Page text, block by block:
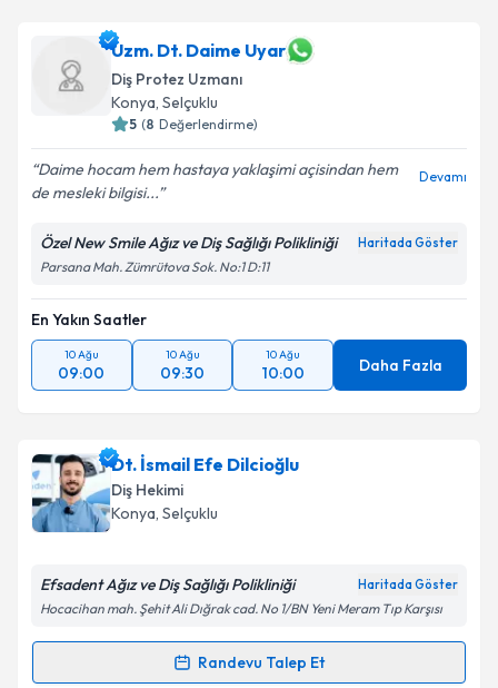
Uzm. Dt. Daime Uyar
Diş Protez Uzmanı
Konya, Selçuklu
5 (8 Değerlendirme)
Daime hocam hem hastaya yaklaşimi açisindan hem
de mesleki bilgisi...
Devamı
Özel New Smile Ağız ve Diş Sağlığı Polikliniği Haritada Göster
Parsana Mah. Zümrütova Sok. No:1 D:11
En Yakın Saatler
10 Ağu
09:00
10 Ağu
09:30
10 Ağu
10:00 Daha Fazla
Dt. İsmail Efe Dilcioğlu
Diş Hekimi
Konya, Selçuklu
Efsadent Ağız ve Diş Sağlığı Polikliniği Haritada Göster
Hocacihan mah. Şehit Ali Dığrak cad. No 1/BN Yeni Meram Tıp Karşısı
Randevu Talep Et
Randevu Takvimi Talebi